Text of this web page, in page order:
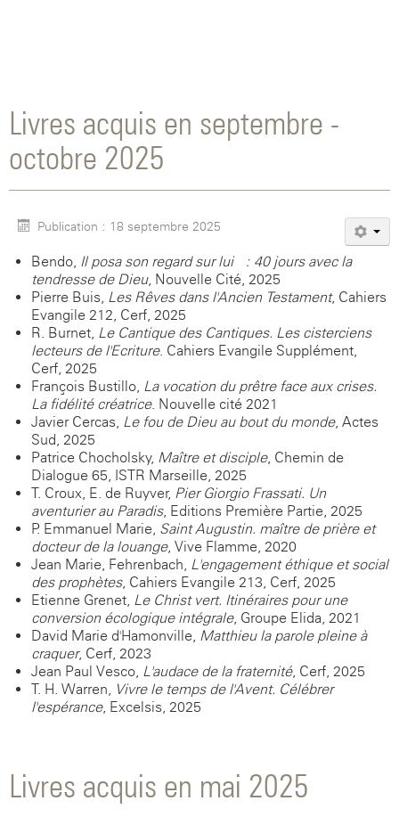
Livres acquis en septembre -
octobre 2025
Publication : 18 septembre 2025
Bendo, Il posa son regard sur lui : 40 jours avec la
tendresse de Dieu, Nouvelle Cité, 2025
Pierre Buis, Les Rêves dans l'Ancien Testament, Cahiers
Evangile 212, Cerf, 2025
R. Burnet, Le Cantique des Cantiques. Les cisterciens
lecteurs de l'Ecriture. Cahiers Evangile Supplément,
Cerf, 2025
François Bustillo, La vocation du prêtre face aux crises.
La fidélité créatrice. Nouvelle cité 2021
Javier Cercas, Le fou de Dieu au bout du monde, Actes
Sud, 2025
Patrice Chocholsky, Maître et disciple, Chemin de
Dialogue 65, ISTR Marseille, 2025
T. Croux, E. de Ruyver, Pier Giorgio Frassati. Un
aventurier au Paradis, Editions Première Partie, 2025
P. Emmanuel-Marie, Saint Augustin. maître de prière et
docteur de la louange, Vive Flamme, 2020
Jean-Marie, Fehrenbach, L'engagement éthique et social
des prophètes, Cahiers Evangile 213, Cerf, 2025
Etienne Grenet, Le Christ vert. Itinéraires pour une
conversion écologique intégrale, Groupe Elida, 2021
David-Marie d'Hamonville, Matthieu la parole pleine à
craquer, Cerf, 2023
Jean-Paul Vesco, L'audace de la fraternité, Cerf, 2025
T. H. Warren, Vivre le temps de l'Avent. Célébrer
l'espérance, Excelsis, 2025
Livres acquis en mai 2025